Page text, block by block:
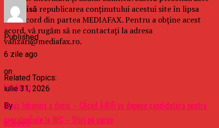
interzisă republicarea conținutului acestui site în lipsa
unui acord din partea MEDIAFAX. Pentru a obține acest
acord, vă rugăm să ne contactați la adresa
vanzari@mediafax.ro.
Related Topics:
Up Next
Klaus Iohannis a decis – CÃ¢nd Ã®Èi va depune candidatura pentru
prezidenÈiale la BEC – Stiri pe surse
Published
6 zile ago
on
iulie 31, 2026
By
b2bseo